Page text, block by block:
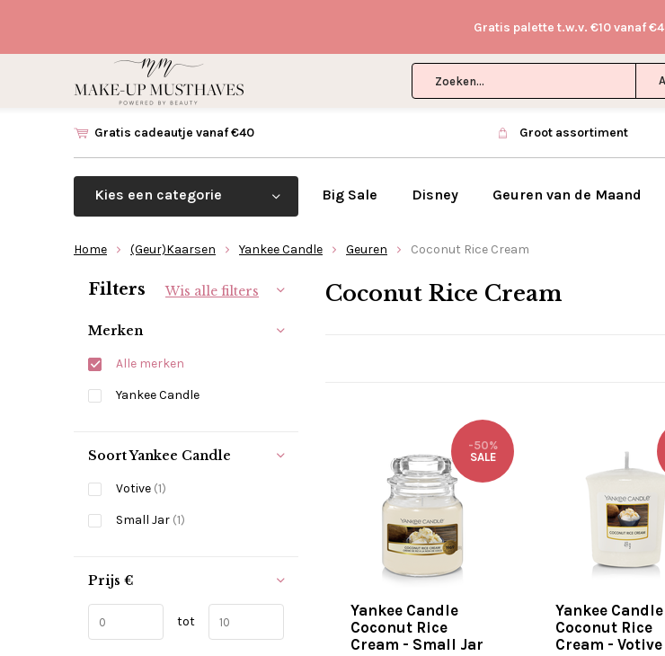
Gratis palette t.w.v. €10 vanaf
Gratis cadeautje vanaf €40 Groot assortiment
Kies een categorie Big Sale Disney Geuren van de Maand
Home (Geur)Kaarsen Yankee Candle Geuren Coconut Rice Cream
Coconut Rice Cream
Yankee Candle
Coconut Rice
Cream - Small Jar
-50%
SALE
Yankee Candle
Coconut Rice
Cream - Votive
Sorteren op:
Filters Wis alle filters
Merken
Alle merken
Yankee Candle
Soort Yankee Candle
Votive (1)
Small Jar (1)
Prijs €
tot